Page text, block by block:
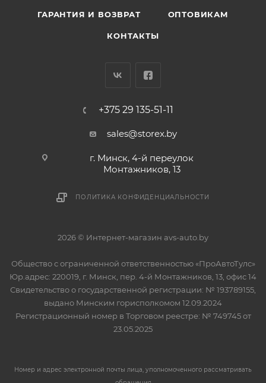
ГАРАНТИЯ И ВОЗВРАТ ОПТОВИКАМ
КОНТАКТЫ
+375 29 135-51-11
sales@storex.by
г. Минск, 4-й переулок
Монтажников, 13
ПОЛИТИКА КОНФИДЕНЦИАЛЬНОСТИ
2026 © Интернет-магазин avs-auto.by
Общество с ограниченной ответственностью «ПроАвтоТулс»
Юр.адрес: 220019, г. Минск, пер. 4-й Монтажников, 13, офис 14
Свидетельство о государственной регистрации: № 193789155,
выдано Минским горисполкомом 12.09.2024
Регистрационный номер в Торговом реестре: № 749745 от
23.05.2025
Номер и адрес электронной почты лица, уполномоченного рассматривать